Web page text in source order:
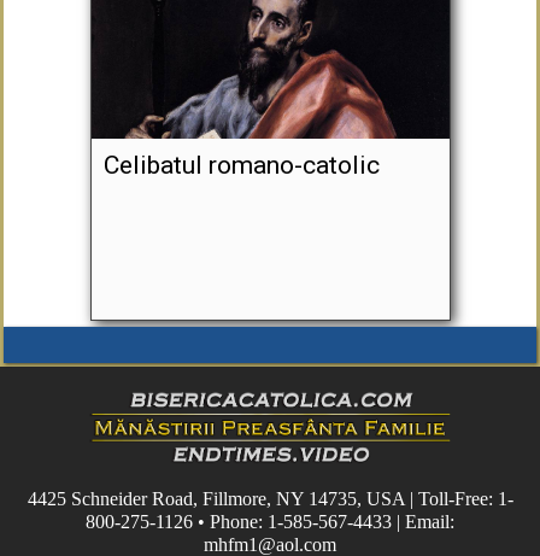
Celibatul romano-catolic
4425 Schneider Road, Fillmore, NY 14735, USA | Toll-Free: 1-
800-275-1126 • Phone: 1-585-567-4433 | Email:
mhfm1@aol.com